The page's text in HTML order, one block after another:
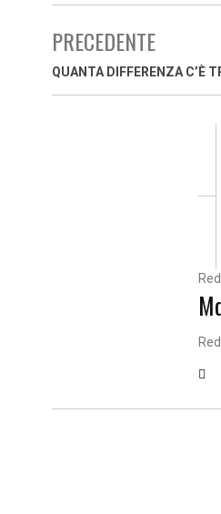
PRECEDENTE
QUANTA DIFFERENZA C’È